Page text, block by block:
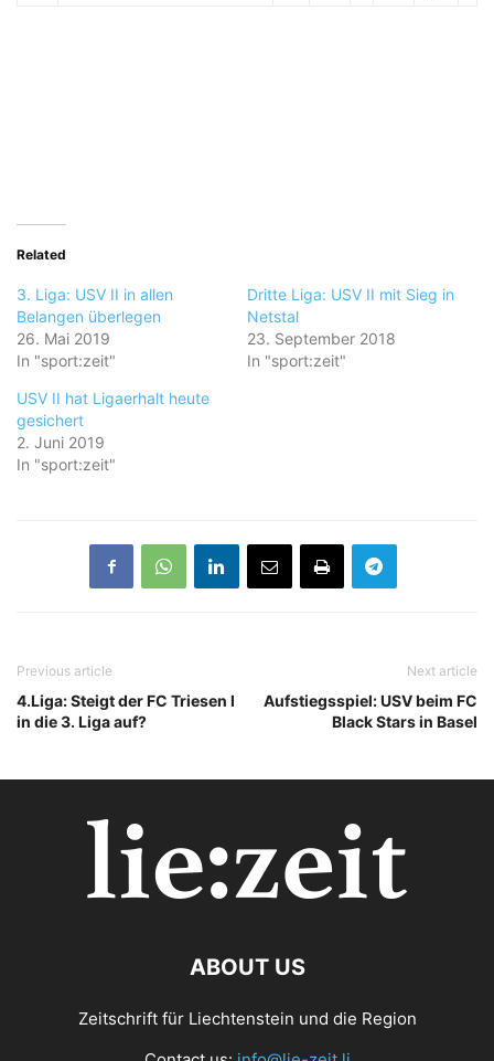
Related
3. Liga: USV II in allen
Belangen überlegen
26. Mai 2019
In "sport:zeit"
Dritte Liga: USV II mit Sieg in
Netstal
23. September 2018
In "sport:zeit"
USV II hat Ligaerhalt heute
gesichert
2. Juni 2019
In "sport:zeit"
Previous article
4.Liga: Steigt der FC Triesen I
in die 3. Liga auf?
Next article
Aufstiegsspiel: USV beim FC
Black Stars in Basel
ABOUT US
Zeitschrift für Liechtenstein und die Region